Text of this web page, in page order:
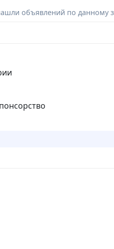
объявлений по данному